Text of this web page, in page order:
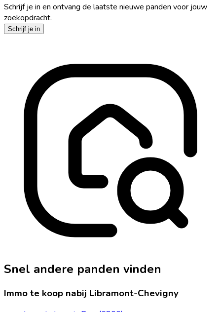
Schrijf je in en ontvang de laatste nieuwe panden voor jouw
zoekopdracht.
Schrijf je in
Snel andere panden vinden
Immo te koop nabij Libramont-Chevigny